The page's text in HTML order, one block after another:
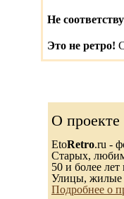
Не
Это не ретро!
О проекте
EtoRetro.ru -
Старых,
50 и более лет
Улицы, жилые
Подробнее о